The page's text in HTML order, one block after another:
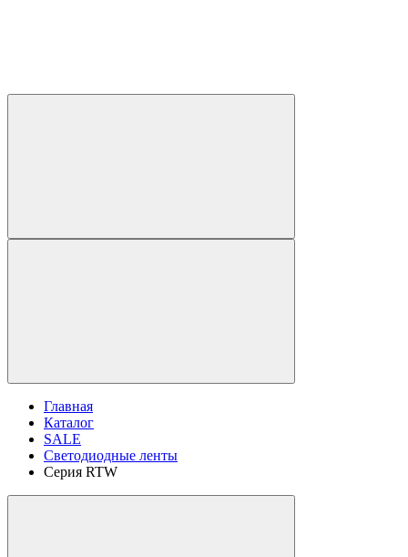
Главная
Каталог
SALE
Светодиодные ленты
Серия RTW